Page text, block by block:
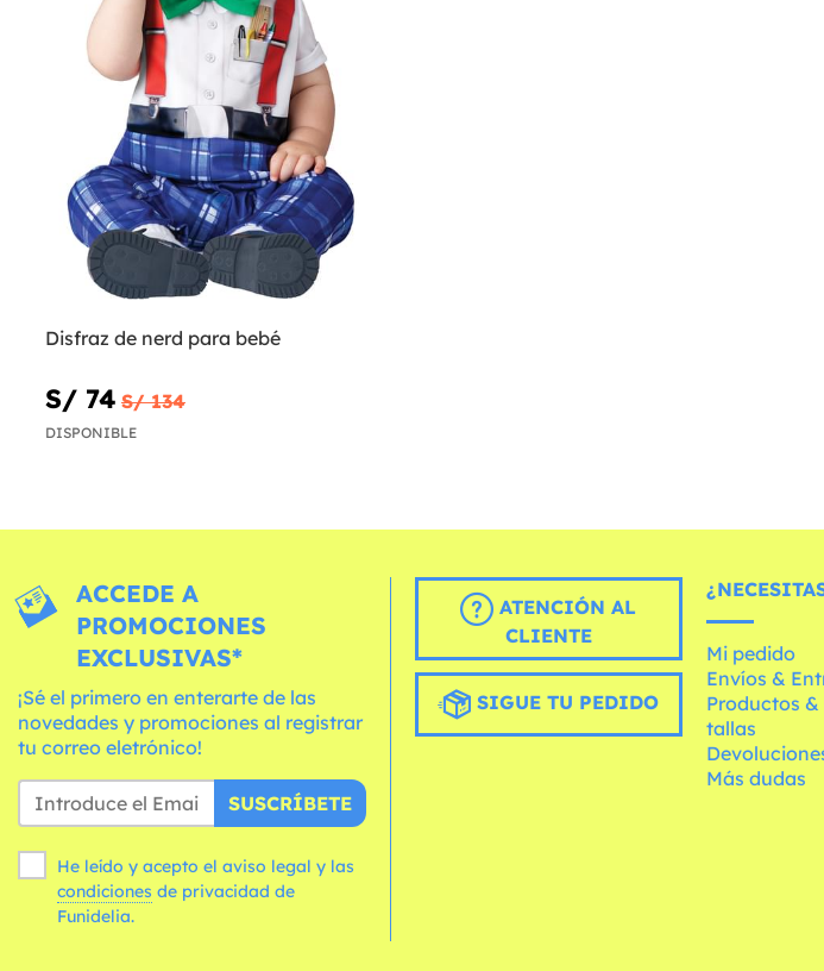
Disfraz de nerd para bebé
S/ 74 S/ 134
DISPONIBLE
ACCEDE A
PROMOCIONES
EXCLUSIVAS*
¡Sé el primero en enterarte de las
novedades y promociones al registrar
tu correo eletrónico!
SUSCRÍBETE
He leído y acepto el aviso legal y las
condiciones
Funidelia.
ATENCIÓN AL
CLIENTE
SIGUE TU PEDIDO
Mi pedido
Envíos &
Productos &
tallas
Más dudas